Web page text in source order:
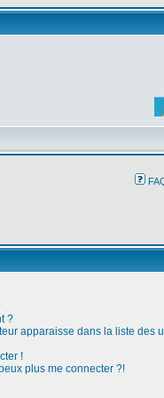
?
apparaisse dans la liste des
!
plus me connecter ?!